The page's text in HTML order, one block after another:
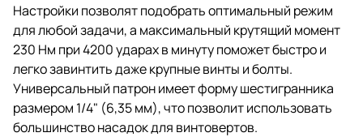
Настройки позволят подобрать оптимальный режим
для любой задачи, а максимальный крутящий момент
230 Нм при 4200 ударах в минуту поможет быстро и
легко завинтить даже крупные винты и болты.
Универсальный патрон имеет форму шестигранника
размером 1/4" (6,35 мм), что позволит использовать
большинство насадок для винтовертов.